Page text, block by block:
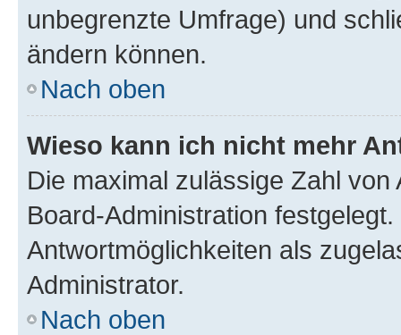
unbegrenzte Umfrage) und
ändern können.
Nach oben
Wieso kann ich nicht mehr
Die maximal zulässige Zahl
Board-Administration
Antwortmöglichkeiten als
Administrator.
Nach oben